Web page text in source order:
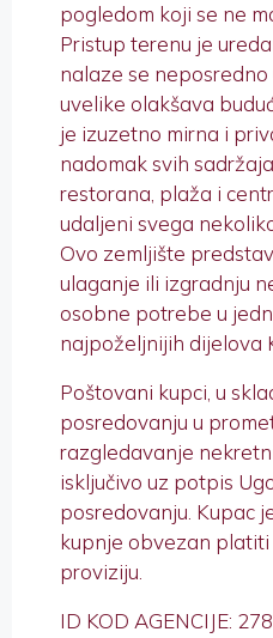
pogledom koji se ne
Pristup terenu je
nalaze se neposredno
uvelike olakšava
je izuzetno mirna i
nadomak svih
restorana, plaža i
udaljeni svega
Ovo zemljište
ulaganje ili izgradnju
osobne potrebe u
najpoželjnijih dijelova
Poštovani kupci, u
posredovanju u
razgledavanje
isključivo uz potpis
posredovanju. Kupac
kupnje obvezan platiti
proviziju.
ID KOD AGENCIJE: